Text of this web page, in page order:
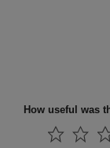
How useful was